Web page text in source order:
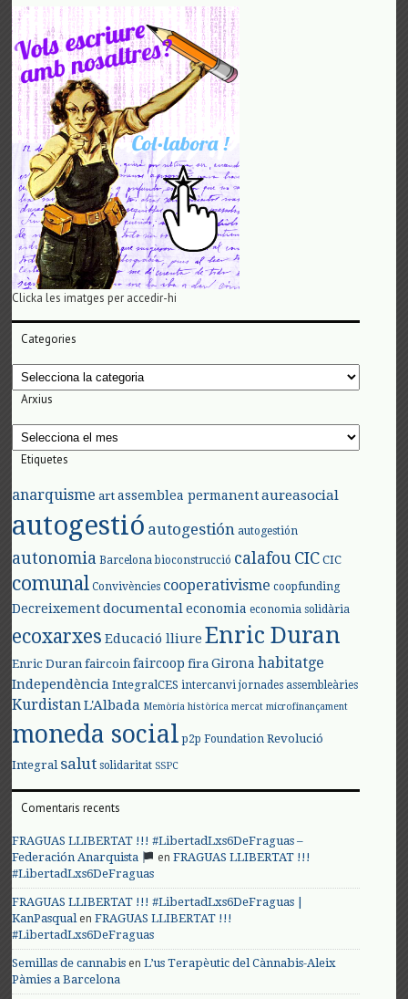
Clicka les imatges per accedir-hi
Categories
Categories
Arxius
Arxius
Etiquetes
anarquisme art assemblea permanent aureasocial
autogestió autogestión autogestión
autonomia Barcelona bioconstrucció calafouCIC CIC
comunal Convivències cooperativisme coopfunding
Decreixement documental economia economia solidària
ecoxarxes Educació lliure Enric Duran
Enric Duran faircoin faircoop fira Girona habitatge
Independència IntegralCES intercanvi jornades assembleàries
KurdistanL'Albada Memòria històrica mercat microfinançament
moneda social p2p Foundation Revolució
Integral salut solidaritat SSPC
Comentaris recents
FRAGUAS LLIBERTAT !!! #LibertadLxs6DeFraguas –
Federación Anarquista
enFRAGUAS LLIBERTAT !!!
#LibertadLxs6DeFraguas
FRAGUAS LLIBERTAT !!! #LibertadLxs6DeFraguas |
KanPasqualenFRAGUAS LLIBERTAT !!!
#LibertadLxs6DeFraguas
Semillas de cannabis enL’us Terapèutic del Cànnabis-Aleix
Pàmies a Barcelona